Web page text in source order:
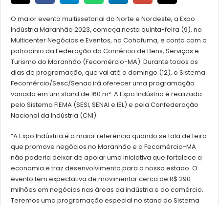
O maior evento multissetorial do Norte e Nordeste, a Expo
Indústria Maranhão 2023, começa nesta quinta-feira (9), no
Multicenter Negócios e Eventos, no Cohafuma, e conta com o
patrocínio da Federação do Comércio de Bens, Serviços e
Turismo do Maranhão (Fecomércio-MA). Durante todos os
dias de programação, que vai até o domingo (12), o Sistema
Fecomércio/Sesc/Senac irá oferecer uma programação
variada em um stand de 160 m². A Expo Indústria é realizada
pelo Sistema FIEMA (SESI, SENAI e IEL) e pela Confederação
Nacional da Indústria (CNI).
“A Expo Indústria é a maior referência quando se fala de feira
que promove negócios no Maranhão e a Fecomércio-MA
não poderia deixar de apoiar uma iniciativa que fortalece a
economia e traz desenvolvimento para o nosso estado. O
evento tem expectativa de movimentar cerca de R$ 290
milhões em negócios nas áreas da indústria e do comércio.
Teremos uma programação especial no stand do Sistema